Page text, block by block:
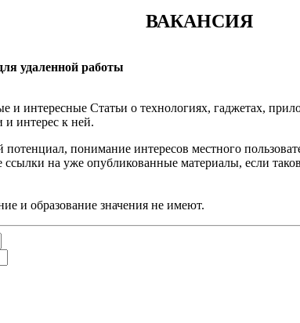
ВАКАНСИЯ
удаленной работы
и интересные Статьи о технологиях, гаджетах,
и интерес к ней.
понимание интересов местного
на уже опубликованные материалы, если
и образование значения не имеют.